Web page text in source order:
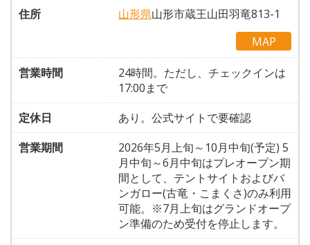
住所
山形県山形市蔵王山田羽竜813-1
MAP
営業時間
24時間。ただし、チェックインは
17:00まで
定休日
あり。公式サイトで要確認
営業期間
2026年5月上旬～10月中旬(予定) 5
月中旬～6月中旬はプレオープン期
間として、テントサイトおよびバ
ンガロー(古竜・こまくさ)のみ利用
可能。※7月上旬はグランドオープ
ン準備のため受付を停止します。